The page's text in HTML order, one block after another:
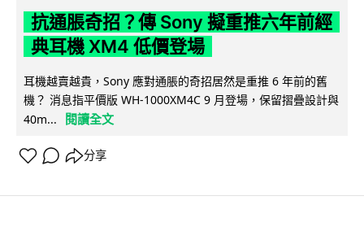
抗通脹奇招？傳 Sony 擬重推六年前經
典耳機 XM4 低價登場
耳機越賣越貴，Sony 應對通脹的奇招居然是重推 6 年前的舊
機？ 消息指平價版 WH-1000XM4C 9 月登場，保留摺疊設計與
40m...
閱讀全文
分享